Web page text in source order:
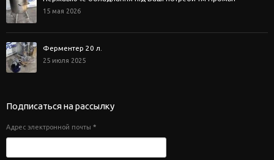
15 мая 2026
Ферментер 20 л.
25 июля 2025
Подписаться на рассылку
Адрес электронной почты *